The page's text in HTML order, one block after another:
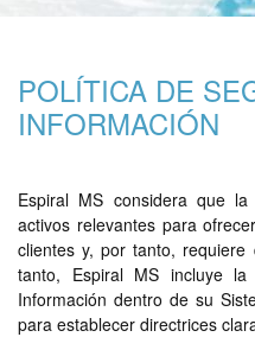
POLÍTICA DE
INFORMACIÓN
Espiral MS considera que
activos relevantes para
clientes y, por tanto,
tanto, Espiral MS incluye
Información dentro de su
para establecer directrices